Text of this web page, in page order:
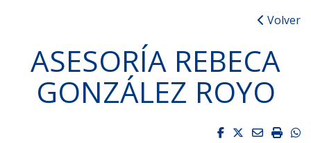
Volver
ASESORÍA REBECA
GONZÁLEZ ROYO
Facebook
Twitter
Email